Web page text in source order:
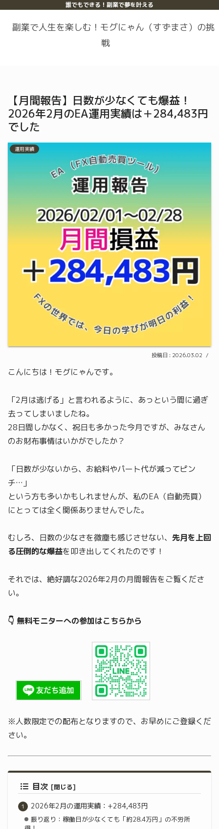
誰でもできる！副業で夢を叶える
副業で人生を楽しむ！モグにゃん（すずまさ）の挑
戦
【月間報告】日数が少なくても爆益！
2026年2月のEA運用実績は＋284,483円
でした
運用実績
2026.03.02
こんにちは！モグにゃんです。
「2月は逃げる」と言われるように、あっという間に過ぎ
去ってしまいましたね。
28日間しかなく、祝日も多かった今月ですが、みなさん
のお財布事情はいかがでしたか？
「日数が少ないから、お給料やパート代が減ってピン
チ…」
という方も多いかもしれませんが、私のEA（自動売買）
にとっては全く関係ありませんでした。
むしろ、日数の少なさを微塵も感じさせない、 先月を上回
る圧倒的な爆益を叩き出してくれたのです！
それでは、絶好調な2026年2月の月間報告をご覧くださ
い。
👇 無料モニターへの参加はこちらから
※人数限定での配布となりますので、お早めにご登録くだ
さい。
目次
2026年2月の運用実績：+284,483円
振り返り：稼働日が少なくても「約28.4万円」の不労所